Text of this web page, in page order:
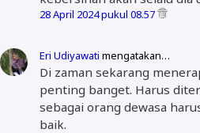
28 April 2024 pukul 08.57
Eri Udiyawati mengatakan…
Di zaman sekarang
penting banget. Harus
sebagai orang dewasa
baik.